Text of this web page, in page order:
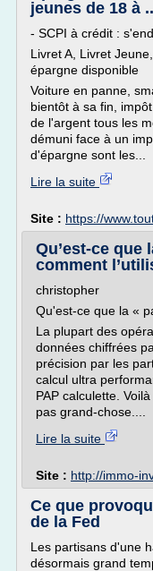
jeunes de 18 à
- SCPI à crédit :
Livret A, Livret
épargne disponible
Voiture en panne,
bientôt à sa fin,
de l'argent tous les
démuni face à un
d'épargne sont les...
Lire la suite
Site : https://
Qu’est-ce que
comment
christopher
Qu'est-ce que la «
La plupart des
données chiffrées
précision par les
calcul ultra
PAP calculette.
pas grand-chose....
Lire la suite
Site : http://immo-
Ce que
de la Fed
Les partisans d'une
désormais grand